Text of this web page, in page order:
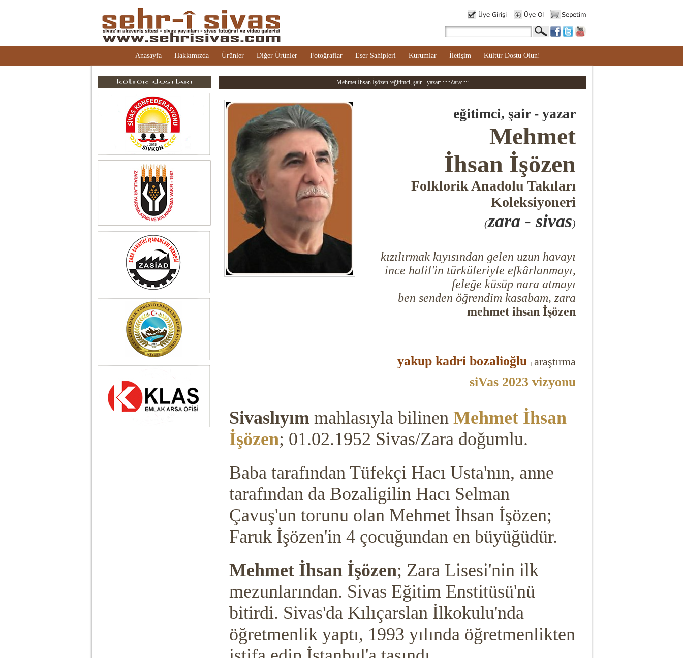
Anasayfa Hakkımızda Ürünler Diğer Ürünler Fotoğraflar Eser Sahipleri Kurumlar İletişim Kültür Dostu Olun!
Mehmet İhsan İşözen :eğitimci, şair - yazar: :::::Zara:::::
eğitimci, şair - yazar
Mehmet
İhsan İşözen
Folklorik Anadolu Takıları
Koleksiyoneri
(zara - sivas)
kızılırmak kıyısından gelen uzun havayı
ince halil'in türküleriyle efkârlanmayı,
feleğe küsüp nara atmayı
ben senden öğrendim kasabam, zara
mehmet ihsan İşözen
yakup kadri bozalioğlu araştırma
siVas 2023 vizyonu
Sivaslıyım mahlasıyla bilinen Mehmet İhsan
İşözen; 01.02.1952 Sivas/Zara doğumlu.
Baba tarafından Tüfekçi Hacı Usta'nın, anne
tarafından da Bozaligilin Hacı Selman
Çavuş'un torunu olan Mehmet İhsan İşözen;
Faruk İşözen'in 4 çocuğundan en büyüğüdür.
Mehmet İhsan İşözen; Zara Lisesi'nin ilk
mezunlarından. Sivas Eğitim Enstitüsü'nü
bitirdi. Sivas'da Kılıçarslan İlkokulu'nda
öğretmenlik yaptı, 1993 yılında öğretmenlikten